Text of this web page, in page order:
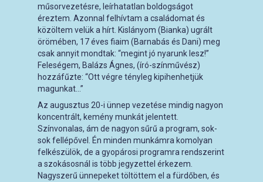
műsorvezetésre, leírhatatlan boldogságot
éreztem. Azonnal felhívtam a családomat és
közöltem velük a hírt. Kislányom (Bianka) ugrált
örömében, 17 éves fiaim (Barnabás és Dani) meg
csak annyit mondtak: “megint jó nyarunk lesz!”
Feleségem, Balázs Ágnes, (író-színművész)
hozzáfűzte: “Ott végre tényleg kipihenhetjük
magunkat…”
Az augusztus 20-i ünnep vezetése mindig nagyon
koncentrált, kemény munkát jelentett.
Színvonalas, ám de nagyon sűrű a program, sok-
sok fellépővel. Én minden munkámra komolyan
felkészülök, de a gyopárosi programra rendszerint
a szokásosnál is több jegyzettel érkezem.
Nagyszerű ünnepeket töltöttem el a fürdőben, és